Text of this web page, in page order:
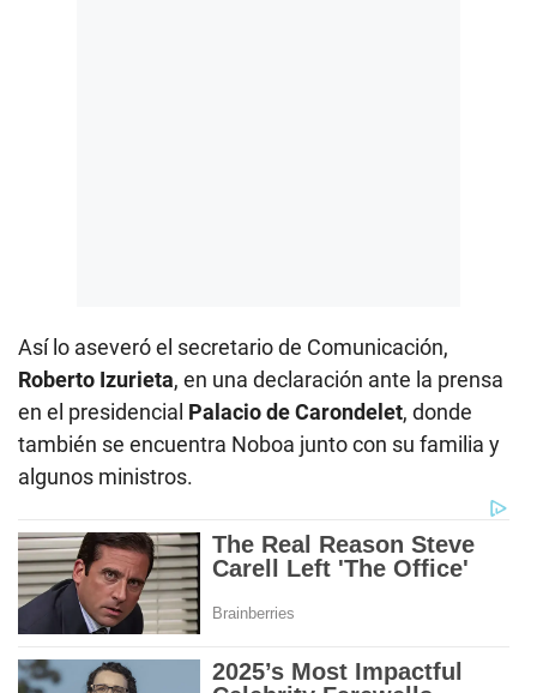
Así lo aseveró el secretario de Comunicación,
Roberto Izurieta, en una declaración ante la prensa
en el presidencial Palacio de Carondelet, donde
también se encuentra Noboa junto con su familia y
algunos ministros.